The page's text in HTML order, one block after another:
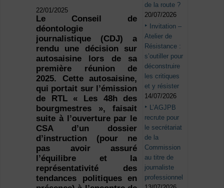
22/01/2025
Le Conseil de
déontologie
journalistique (CDJ) a
rendu une décision sur
autosaisine lors de sa
première réunion de
2025. Cette autosaisine,
qui portait sur l’émission
de RTL « Les 48h des
bourgmestres », faisait
suite à l’ouverture par le
CSA d’un dossier
d’instruction (pour ne
pas avoir assuré
l’équilibre et la
représentativité des
tendances politiques en
de la route ?
20/07/2026
Invitation –
Atelier de
Résistance :
s’outiller pour
déconstruire
les critiques
et y résister
14/07/2026
L’AGJPB
recrute pour
le secrétariat
de la
Commission
au titre de
journaliste
professionnel